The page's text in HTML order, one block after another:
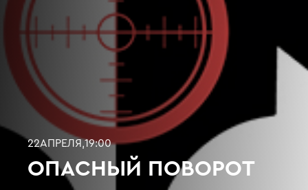
22АПРЕЛЯ,19:00
ОПАСНЫЙ ПОВОРОТ